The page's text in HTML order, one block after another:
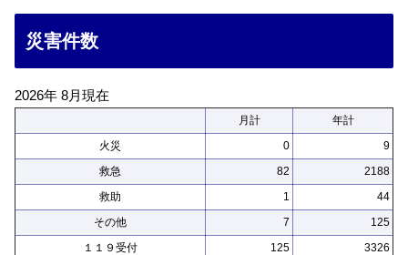
災害件数
2026年 8月現在
月計
年計
火災
0
9
救急
82
2188
救助
1
44
その他
7
125
１１９受付
125 3326